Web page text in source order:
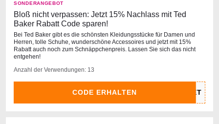
SONDERANGEBOT
Bloß nicht verpassen: Jetzt 15% Nachlass mit Ted
Baker Rabatt Code sparen!
Bei Ted Baker gibt es die schönsten Kleidungsstücke für Damen und
Herren, tolle Schuhe, wunderschöne Accessoires und jetzt mit 15%
Rabatt auch noch zum Schnäppchenpreis. Lassen Sie sich das nicht
entgehen!
Anzahl der Verwendungen: 13
CODE ERHALTEN